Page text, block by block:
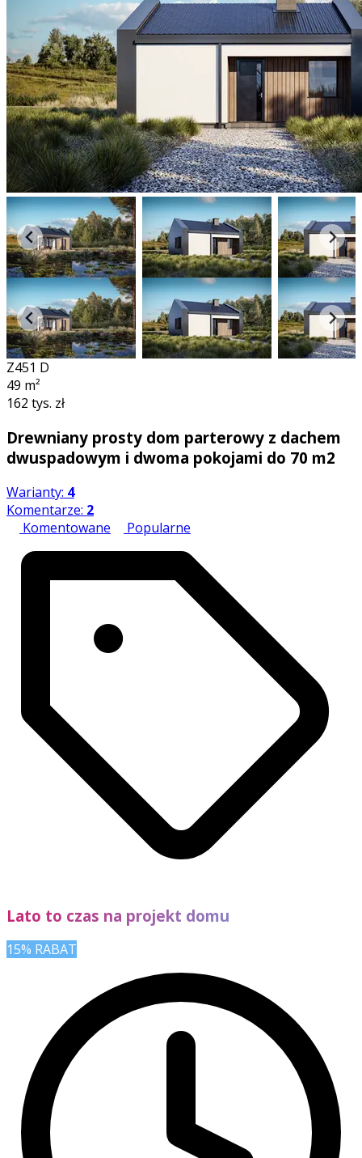
Z451 D
49 m²
162 tys. zł
Drewniany prosty dom parterowy z dachem
dwuspadowym i dwoma pokojami do 70 m2
Warianty: 4
Komentarze: 2
Komentowane
Popularne
Lato to czas na projekt domu
15% RABAT